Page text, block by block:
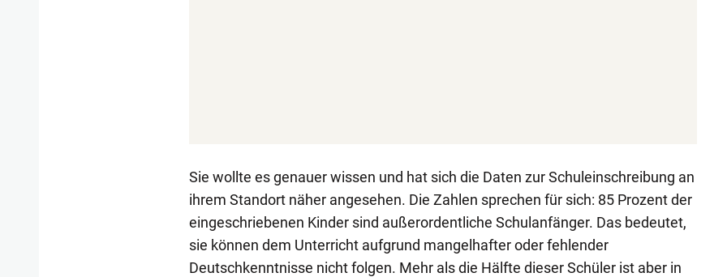
Sie wollte es genauer wissen und hat sich die Daten zur Schuleinschreibung an
ihrem Standort näher angesehen. Die Zahlen sprechen für sich: 85 Prozent der
eingeschriebenen Kinder sind außerordentliche Schulanfänger. Das bedeutet,
sie können dem Unterricht aufgrund mangelhafter oder fehlender
Deutschkenntnisse nicht folgen. Mehr als die Hälfte dieser Schüler ist aber in